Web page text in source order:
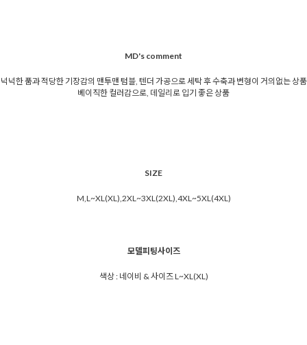
MD's comment
넉넉한 품과 적당한 기장감의 맨투맨 텀블, 텐더 가공으로 세탁 후 수축과 변형이 거의없는 상품
베이직한 컬러감으로, 데일리로 입기 좋은 상품
SIZE
M,L~XL(XL),2XL~3XL(2XL),4XL~5XL(4XL)
모델피팅사이즈
색상 : 네이비 & 사이즈 L~XL(XL)